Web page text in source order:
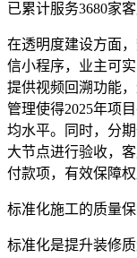
已累计服务3680家客
在透明度建设方面
信小程序，业主可
提供视频回溯功能
管理使得2025年项
均水平。同时，分
大节点进行验收，
付款项，有效保障权
标准化施工的质量
标准化是提升装修